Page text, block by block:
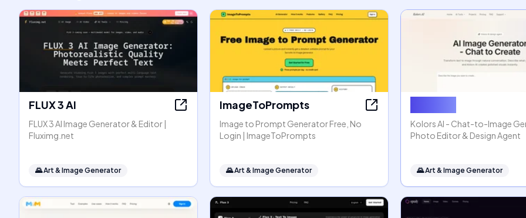
FLUX 3 AI
FLUX 3 AI Image Generator & Editor |
Fluximg.net
🌄Art & Image Generator
ImageToPrompts
Image to Prompt Generator Free, No
Login | ImageToPrompts
🌄Art & Image Generator
Kolors AI - Chat-to-Image
Photo Editor & Design Agent
🌄Art & Image Generator